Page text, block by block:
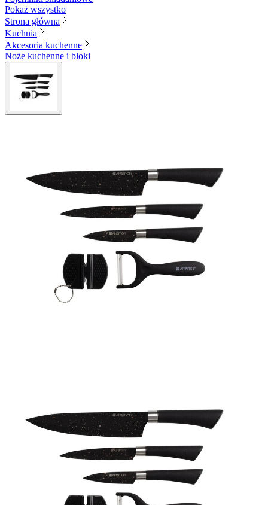
Pokaż wszystko
Strona główna
Kuchnia
Akcesoria kuchenne
Noże kuchenne i bloki